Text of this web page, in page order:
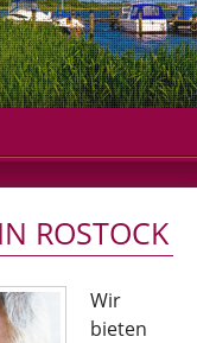
ROSTOCK
Wir
bieten